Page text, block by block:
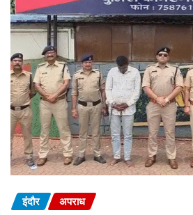
इंदौर अपराध